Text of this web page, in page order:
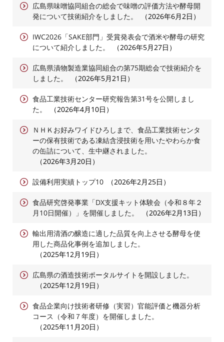
広島県味噌協同組合の総会で味噌の評価方法や酵母開
発について技術紹介をしました。
2026年6月2日
IWC2026「SAKE部門」受賞発表会で酒米や酵母の研究
について紹介しました。
2026年5月27日
広島県漬物製造業協同組合の第75期総会で技術紹介を
しました。
2026年5月21日
食品工業技術センター研究報告第31号を公開しまし
た。
2026年4月10日
ＮＨＫお好みワイドひろしまで、食品工業技術センタ
ーの保有技術である凍結含浸技術を用いたやわらか食
の缶詰について、生中継されました。
2026年3月20日
設備利用実績トップ10 2026年2月25日
食品研究啓発事業「DX支援キット体験会（令和８年２
月10日開催）」を開催しました。
2026年2月13日
輸出用清酒の醸造に適した品質を向上させる酵母を使
用した商品化事例を追加しました。
2025年12月19日
広島県の酒造技術ポータルサイトを開設しました。
2025年12月19日
食品企業向け技術者研修（実習）官能評価と機器分析
コース（令和７年度）を開催しました。
2025年11月20日